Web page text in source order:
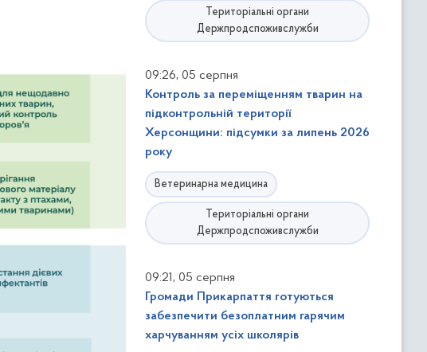
Територіальні органи
Держпродспоживслужби
09:26, 05 серпня
Контроль за переміщенням тварин на
підконтрольній території
Херсонщини: підсумки за липень 2026
року
Ветеринарна медицина
Територіальні органи
Держпродспоживслужби
09:21, 05 серпня
Громади Прикарпаття готуються
забезпечити безоплатним гарячим
харчуванням усіх школярів